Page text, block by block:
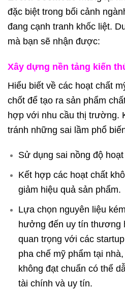
đặc biệt trong bối cảnh
đang cạnh tranh khốc liệt.
mà bạn sẽ nhận được:
Xây dựng nền tảng kiến
Hiểu biết về các hoạt chất
chốt để tạo ra sản phẩm
hợp với nhu cầu thị trường.
tránh những sai lầm phổ
Sử dụng sai nồng độ
Kết hợp các hoạt chất
giảm hiệu quả sản phẩm.
Lựa chọn nguyên liệu
hưởng đến uy tín thương
quan trọng với các
pha chế mỹ phẩm tại
không đạt chuẩn có thể
tài chính và uy tín.